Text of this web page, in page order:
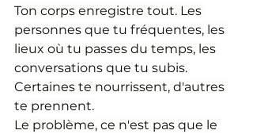
Ton corps enregistre tout. Les
personnes que tu fréquentes, les
lieux où tu passes du temps, les
conversations que tu subis.
Certaines te nourrissent, d'autres
te prennent.
Le problème, ce n'est pas que le